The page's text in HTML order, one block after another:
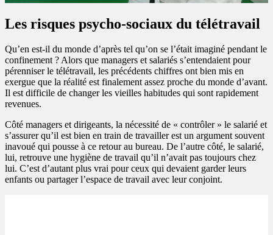
Les risques psycho-sociaux du télétravail
Qu’en est-il du monde d’après tel qu’on se l’était imaginé pendant le
confinement ? Alors que managers et salariés s’entendaient pour
pérenniser le télétravail, les précédents chiffres ont bien mis en
exergue que la réalité est finalement assez proche du monde d’avant.
Il est difficile de changer les vieilles habitudes qui sont rapidement
revenues.
Côté managers et dirigeants, la nécessité de « contrôler » le salarié et
s’assurer qu’il est bien en train de travailler est un argument souvent
inavoué qui pousse à ce retour au bureau. De l’autre côté, le salarié,
lui, retrouve une hygiène de travail qu’il n’avait pas toujours chez
lui. C’est d’autant plus vrai pour ceux qui devaient garder leurs
enfants ou partager l’espace de travail avec leur conjoint.